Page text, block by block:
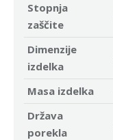
Stopnja
zaščite
Dimenzije
izdelka
Masa izdelka
Država
porekla